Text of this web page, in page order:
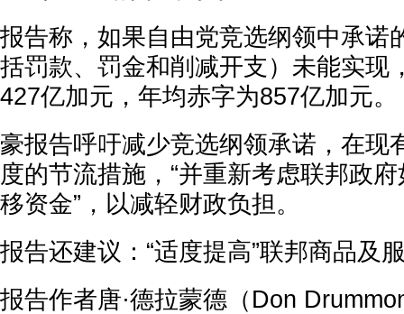
报告称，如果自由党竞选纲领中承诺
括罚款、罚金和削减开支）未能实现
427亿加元，年均赤字为857亿加元。
豪报告呼吁减少竞选纲领承诺，在现
度的节流措施，“并重新考虑联邦政
移资金”，以减轻财政负担。
报告还建议：“适度提高”联邦商品及
报告作者唐·德拉蒙德（Don